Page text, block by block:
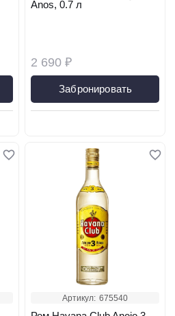
2 690 ₽
Anos, 0.7 л
Забронировать
Артикул: 675540